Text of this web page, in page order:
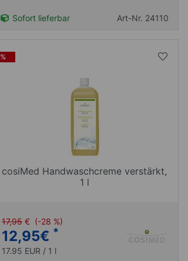
Sofort lieferbar Art-Nr. 24110
%
cosiMed Handwaschcreme verstärkt,
1 l
17,95 € (-28 %)
12,95€ *
17.95 EUR / 1 l